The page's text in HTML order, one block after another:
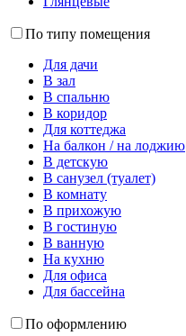
По типу помещения
Для дачи
В зал
В спальню
В коридор
Для коттеджа
На балкон / на лоджию
В детскую
В санузел (туалет)
В комнату
В прихожую
В гостиную
В ванную
На кухню
Для офиса
Для бассейна
По оформлению